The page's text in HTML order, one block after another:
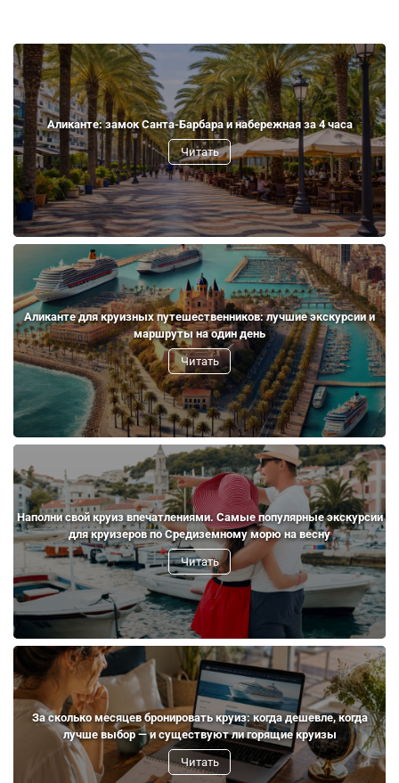
Аликанте: замок Санта-Барбара и набережная за 4 часа
Читать
Аликанте для круизных путешественников: лучшие экскурсии и
маршруты на один день
Читать
Наполни свой круиз впечатлениями. Самые популярные экскурсии
для круизеров по Средиземному морю на весну
Читать
За сколько месяцев бронировать круиз: когда дешевле, когда
лучше выбор — и существуют ли горящие круизы
Читать